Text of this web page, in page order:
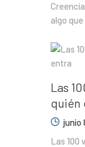
algo
Las
quién
junio
Las 100